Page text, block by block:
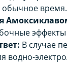
В случае
водно-